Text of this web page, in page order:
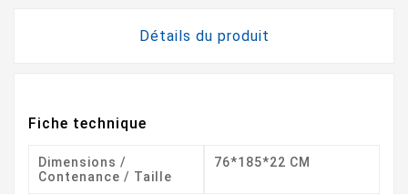
Détails du produit
Fiche technique
Dimensions /
Contenance / Taille
76*185*22 CM